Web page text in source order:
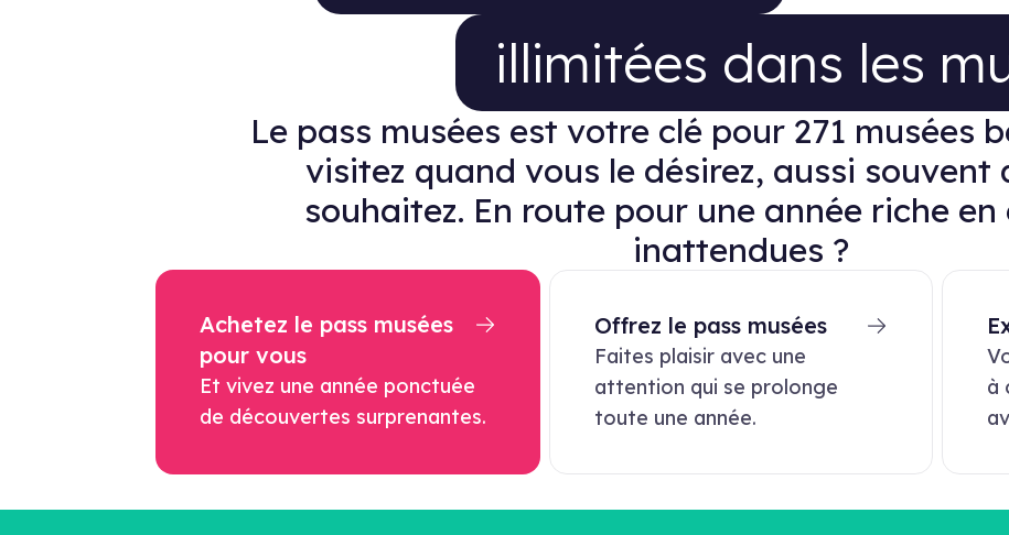
illimitées dans les
Le pass musées est votre clé pour 271 musées
visitez quand vous le désirez, aussi souvent
souhaitez. En route pour une année riche
inattendues ?
Achetez le pass musées
pour vous
Et vivez une année ponctuée
de découvertes surprenantes.
Offrez le pass musées
Faites plaisir avec une
attention qui se prolonge
toute une année.
à